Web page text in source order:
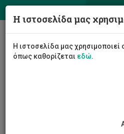
Σχολή Μηχανικής
Τμήμα Πολιτικών
MSc στην Πολιτική
Η ιστοσελίδα μας
Η ιστοσελίδα μας
όπως καθορίζεται εδώ.